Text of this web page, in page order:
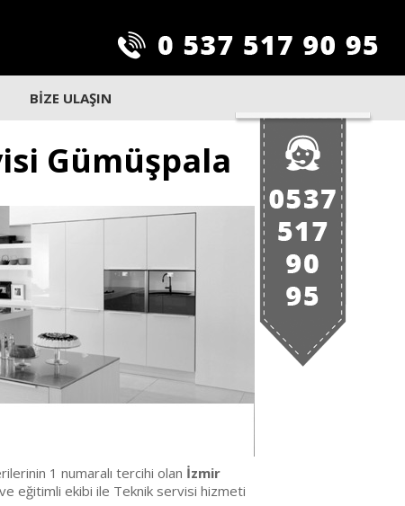
BİZE ULAŞIN
Gümüşpala
1 numaralı tercihi olan İzmir
eğitimli ekibi ile Teknik servisi hizmeti